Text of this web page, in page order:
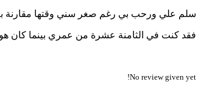
سلم علي ورحب بي رغم صغر سني وقتها مقارنة
فقد كنت في الثامنة عشرة من عمري بينما كان
No review given yet!